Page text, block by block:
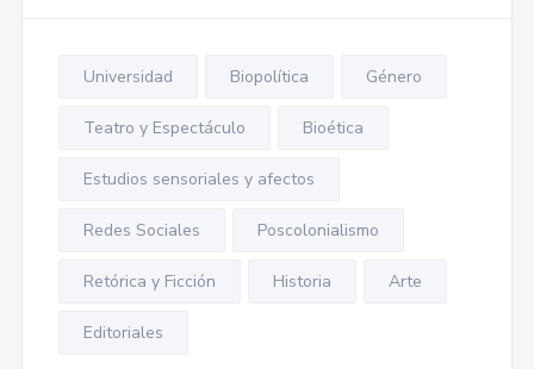
Universidad Biopolítica Género
Teatro y Espectáculo Bioética
Estudios sensoriales y afectos
Redes Sociales Poscolonialismo
Retórica y Ficción Historia Arte
Editoriales